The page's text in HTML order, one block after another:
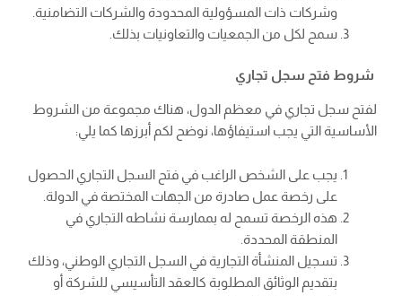
وشركات ذات المسؤولية المحدودة والشركات التضامنية.
سمح لكل من الجمعيات والتعاونيات بذلك.
شروط فتح سجل تجاري
لفتح سجل تجاري في معظم الدول، هناك مجموعة من الشروط
الأساسية التي يجب استيفاؤها، نوضح لكم أبرزها كما يلي:
يجب على الشخص الراغب في فتح السجل التجاري الحصول
على رخصة عمل صادرة من الجهات المختصة في الدولة.
هذه الرخصة تسمح له بممارسة نشاطه التجاري في
المنطقة المحددة.
تسجيل المنشأة التجارية في السجل التجاري الوطني، وذلك
بتقديم الوثائق المطلوبة كالعقد التأسيسي للشركة أو